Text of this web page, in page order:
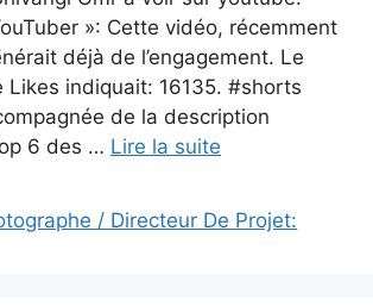
»: Cette vidéo, récemment
déjà de l’engagement. Le
Likes indiquait: 16135. #shorts
de la description
6 des … Lire la suite
/ Directeur De Projet: